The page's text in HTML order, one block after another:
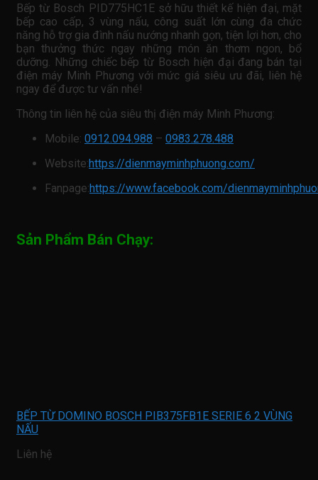
Bếp từ Bosch PID775HC1E sở hữu thiết kế hiện đại, mặt
bếp cao cấp, 3 vùng nấu, công suất lớn cùng đa chức
năng hỗ trợ gia đình nấu nướng nhanh gọn, tiện lợi hơn, cho
bạn thưởng thức ngay những món ăn thơm ngon, bổ
dưỡng. Những chiếc bếp từ Bosch hiện đại đang bán tại
điện máy Minh Phương với mức giá siêu ưu đãi, liên hệ
ngay để được tư vấn nhé!
Thông tin liên hệ của siêu thị điện máy Minh Phương:
Mobile: 0912.094.988 – 0983.278.488
Website:https://dienmayminhphuong.com/
Fanpage:https://www.facebook.com/
Sản Phẩm Bán Chạy:
BẾP TỪ DOMINO BOSCH PIB375FB1E SERIE 6 2 VÙNG
NẤU
Liên hệ